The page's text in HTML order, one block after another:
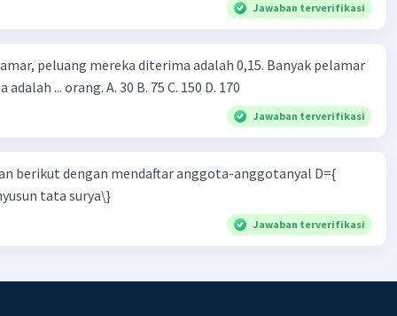
Jawaban terverifikasi
peluang mereka diterima adalah 0,15. Banyak pelamar
... orang. A. 30 B. 75 C. 150 D. 170
Jawaban terverifikasi
berikut dengan mendaftar anggota-anggotanyal D={
tata surya\}
Jawaban terverifikasi